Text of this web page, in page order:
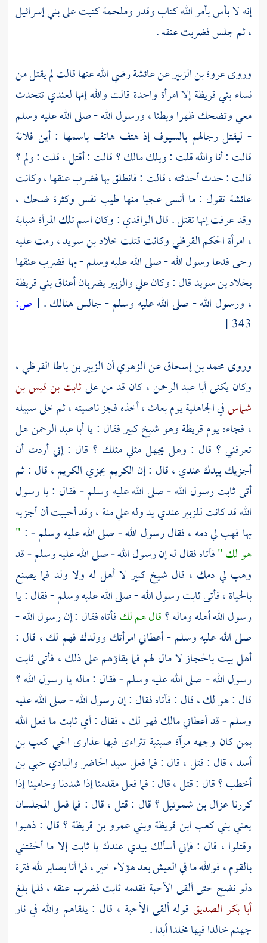
إنه لا بأس بأمر الله كتاب وقدر وملحمة كتبت علىبني إسرائيل
، ثم جلس فضربت عنقه .
وروىعروة بن الزبيرعنعائشةرضي الله عنها قالت لم يقتل من
نساءبني قريظةإلا امرأة واحدة قالت والله إنها لعندي تتحدث
معي وتضحك ظهرا وبطنا ، ورسول الله - صلى الله عليه وسلم
- ليقتل رجالهم بالسيوف إذ هتف هاتف باسمها : أين فلانة
قالت : أنا والله قلت : ويلك مالك ؟ قالت : أقتل ، قلت : ولم ؟
قالت : حدث أحدثته ، قالت : فانطلق بها فضرب عنقها ، وكانت
عائشة تقول : ما أنسى عجبا منها طيب نفس وكثرة ضحك ،
وقد عرفت إنها تقتل . قالالواقدي: وكان اسم تلك المرأةشبابة
، امرأةالحكم القرظيوكانت قتلتخلاد بن سويد، رمت عليه
رحى فدعا رسول الله - صلى الله عليه وسلم - بها فضرب عنقها
بخلاد بن سويدقال : وكانعليوالزبيريضربان أعناقبني قريظة
، ورسول الله - صلى الله عليه وسلم - جالس هنالك . [ص:
343 ]
وروىمحمد بن إسحاقعنالزهريأنالزبير بن باطا القرظي،
وكان يكنى أبا عبد الرحمن ، كان قد من علىثابت بن قيس بن
شماسفي الجاهلية يوم بعاث ، أخذه فجز ناصيته ، ثم خلى سبيله
، فجاءه يوم قريظة وهو شيخ كبير فقال : ياأبا عبد الرحمنهل
تعرفني ؟ قال : وهل يجهل مثلي مثلك ؟ قال : إني أردت أن
أجزيك بيدك عندي ، قال : إن الكريم يجزي الكريم ، قال : ثم
أتى ثابت رسول الله - صلى الله عليه وسلم - فقال : يا رسول
الله قد كانتللزبيرعندي يد وله علي منة ، وقد أحببت أن أجزيه
بها فهب لي دمه ، فقال رسول الله - صلى الله عليه وسلم - : "
هو لك "فأتاه فقال له إن رسول الله - صلى الله عليه وسلم - قد
وهب لي دمك ، قال شيخ كبير لا أهل له ولا ولد فما يصنع
بالحياة ، فأتىثابترسول الله - صلى الله عليه وسلم - فقال : يا
رسول الله أهله وماله ؟قال هم لكفأتاه فقال : إن رسول الله -
صلى الله عليه وسلم - أعطاني امرأتك وولدك فهم لك ، قال :
أهل بيتبالحجازلا مال لهم فما بقاؤهم على ذلك ، فأتىثابت
رسول الله - صلى الله عليه وسلم - فقال : ماله يا رسول الله ؟
قال : هو لك ، قال : فأتاه فقال : إن رسول الله - صلى الله عليه
وسلم - قد أعطاني مالك فهو لك ، فقال : أيثابتما فعل الله
بمن كان وجهه مرآة صينية تتراءى فيها عذارى الحيكعب بن
أسد، قال : قتل ، قال : فما فعل سيد الحاضر والباديحيي بن
أخطب؟ قال : قتل ، قال : فما فعل مقدمنا إذا شددنا وحامينا إذا
كررناعزال بن شموئيل؟ قال : قتل ، قال : فما فعل المجلسان
يعنيبني كعب ابن قريظةوبني عمرو بن قريظة ؟قال : ذهبوا
وقتلوا ، قال : فإني أسألك بيدي عندك ياثابتإلا ما ألحقتني
بالقوم ، فوالله ما في العيش بعد هؤلاء خير ، فما أنا بصابر لله فترة
دلو نضح حتى ألقى الأحبة فقدمهثابتفضرب عنقه ، فلما بلغ
أبا بكر الصديق قوله ألقى الأحبة ، قال : يلقاهم والله في نار
جهنم خالدا فيها مخلدا أبدا .